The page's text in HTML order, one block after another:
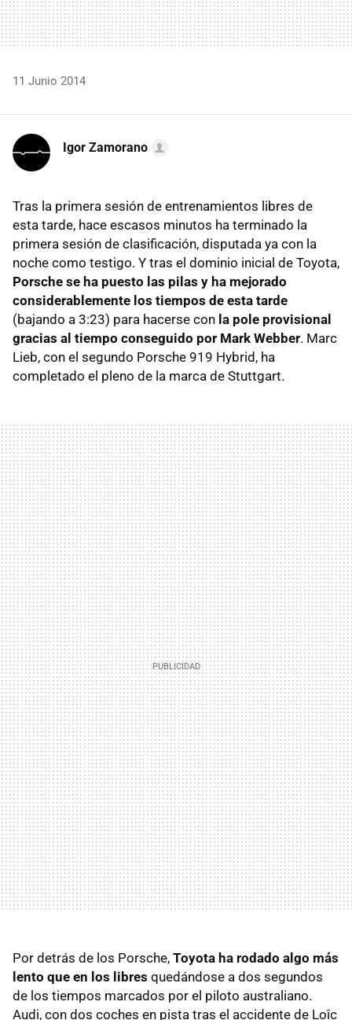
11 Junio 2014
Igor Zamorano
Tras la primera sesión de entrenamientos libres de
esta tarde, hace escasos minutos ha terminado la
primera sesión de clasificación, disputada ya con la
noche como testigo. Y tras el dominio inicial de Toyota,
Porsche se ha puesto las pilas y ha mejorado
considerablemente los tiempos de esta tarde
(bajando a 3:23) para hacerse con la pole provisional
gracias al tiempo conseguido por Mark Webber. Marc
Lieb, con el segundo Porsche 919 Hybrid, ha
completado el pleno de la marca de Stuttgart.
Por detrás de los Porsche, Toyota ha rodado algo más
lento que en los libres quedándose a dos segundos
de los tiempos marcados por el piloto australiano.
Audi, con dos coches en pista tras el accidente de Loîc